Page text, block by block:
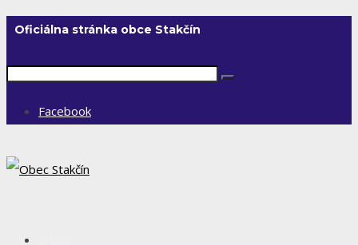
Oficiálna stránka obce Stakčín
Facebook